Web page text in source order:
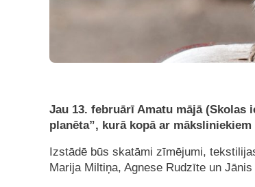
Jau 13. februārī Amatu mājā (Skolas
planēta”, kurā kopā ar
Izstādē būs skatāmi zīmējumi,
Marija Miltiņa, Agnese Rudzīte un